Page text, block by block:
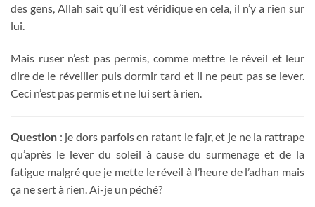
des gens, Allah sait qu’il est véridique en cela, il n’y a rien sur
lui.
Mais ruser n’est pas permis, comme mettre le réveil et leur
dire de le réveiller puis dormir tard et il ne peut pas se lever.
Ceci n’est pas permis et ne lui sert à rien.
Question : je dors parfois en ratant le fajr, et je ne la rattrape
qu’après le lever du soleil à cause du surmenage et de la
fatigue malgré que je mette le réveil à l’heure de l’adhan mais
ça ne sert à rien. Ai-je un péché?